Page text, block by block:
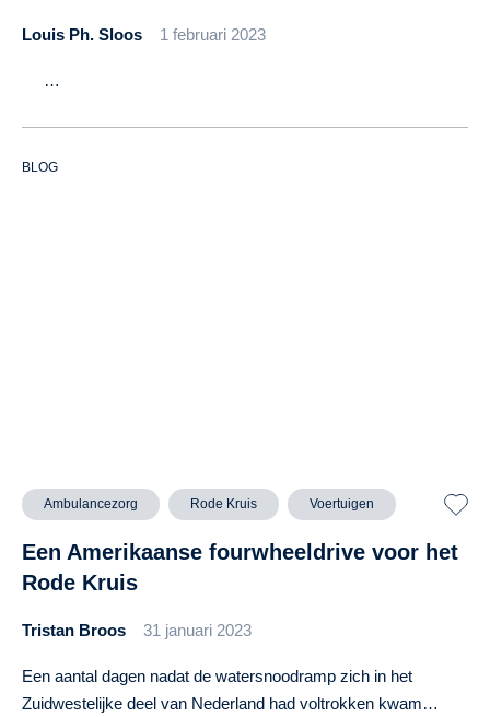
Louis Ph. Sloos 1 februari 2023
…
BLOG
Ambulancezorg Rode Kruis Voertuigen
Een Amerikaanse fourwheeldrive voor het
Rode Kruis
Tristan Broos 31 januari 2023
Een aantal dagen nadat de watersnoodramp zich in het
Zuidwestelijke deel van Nederland had voltrokken kwam…